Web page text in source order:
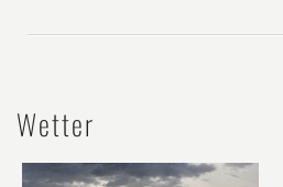
Wetter